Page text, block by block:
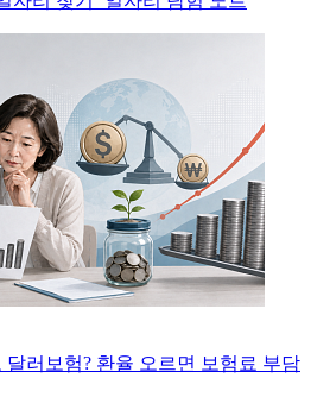
달러보험? 환율 오르면 보험료 부담